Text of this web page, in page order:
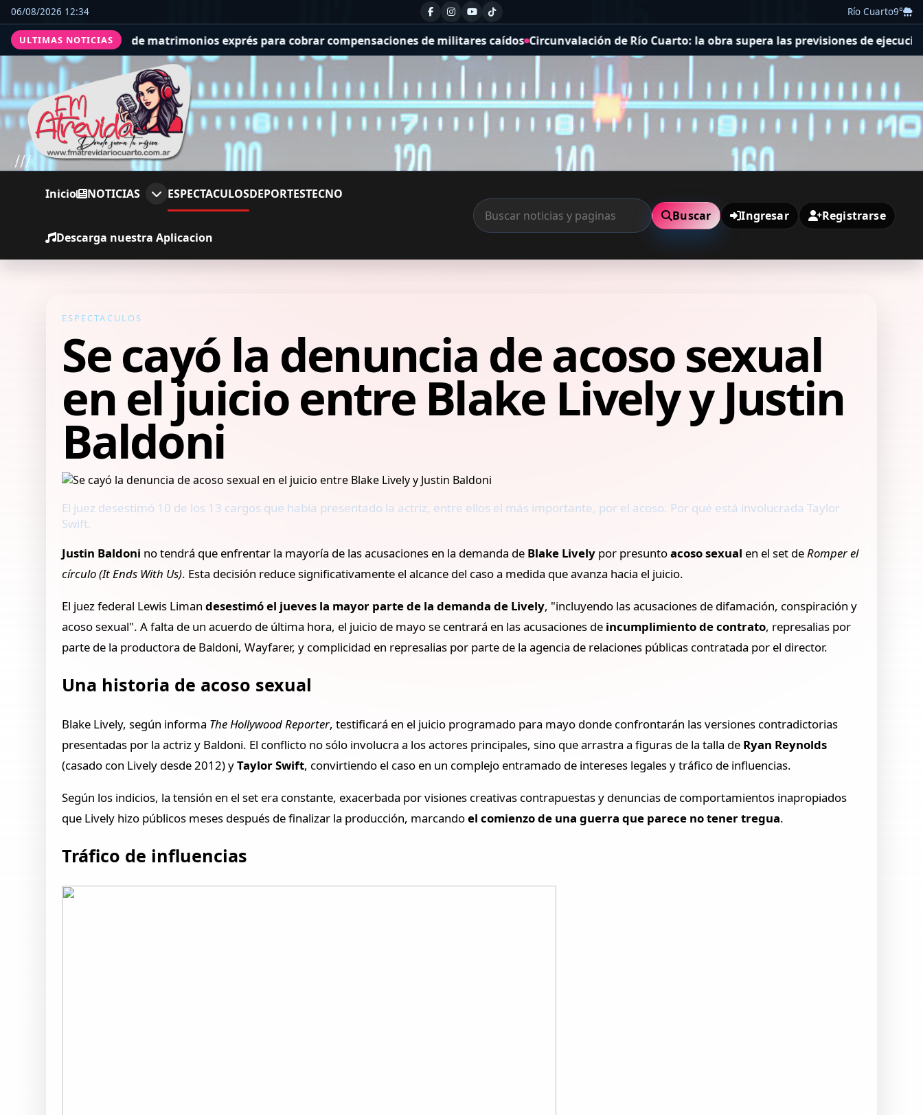
06/08/2026 12:34 Río Cuarto9°
ULTIMAS NOTICIAS
de matrimonios exprés para cobrar compensaciones de militares caídos Circunvalación de Río Cuarto: la obra supera las previsiones de ejecución y registra un
Inicio NOTICIAS ESPECTACULOSDEPORTESTECNO
Descarga nuestra Aplicacion
Buscar Ingresar Registrarse
ESPECTACULOS
Se cayó la denuncia de acoso sexual
en el juicio entre Blake Lively y Justin
Baldoni
El juez desestimó 10 de los 13 cargos que había presentado la actriz, entre ellos el más importante, por el acoso. Por qué está involucrada Taylor
Swift.
Justin Baldoni no tendrá que enfrentar la mayoría de las acusaciones en la demanda de Blake Lively por presuntoacoso sexual en el set deRomper el
círculo (It Ends With Us). Esta decisión reduce significativamente el alcance del caso a medida que avanza hacia el juicio.
El juez federal Lewis Limandesestimó el jueves la mayor parte de la demanda de Lively, "incluyendo las acusaciones de difamación, conspiración y
acoso sexual". A falta de un acuerdo de última hora, el juicio de mayo se centrará en las acusaciones de incumplimiento de contrato, represalias por
parte de la productora de Baldoni, Wayfarer, y complicidad en represalias por parte de la agencia de relaciones públicas contratada por el director.
Una historia de acoso sexual
Blake Lively, según informa The Hollywood Reporter, testificará en el juicio programado para mayo donde confrontarán las versiones contradictorias
presentadas por la actriz y Baldoni. El conflicto no sólo involucra a los actores principales, sino que arrastra a figuras de la talla de Ryan Reynolds
(casado con Lively desde 2012) yTaylor Swift, convirtiendo el caso en un complejo entramado de intereses legales y tráfico de influencias.
Según los indicios, la tensión en el set era constante, exacerbada por visiones creativas contrapuestas y denuncias de comportamientos inapropiados
que Lively hizo públicos meses después de finalizar la producción, marcandoel comienzo de una guerra que parece no tener tregua.
Tráfico de influencias